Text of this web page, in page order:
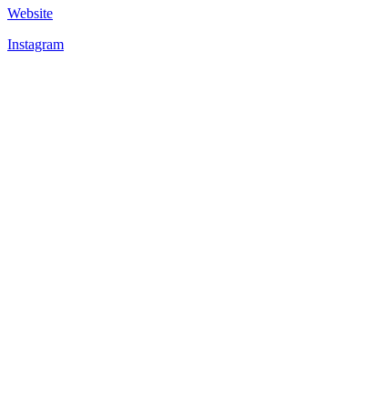
Website
Instagram